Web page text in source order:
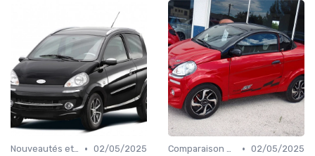
Nouveautés et Tendances • 02/05/2025
Comparaison des Modèles • 02/05/2025